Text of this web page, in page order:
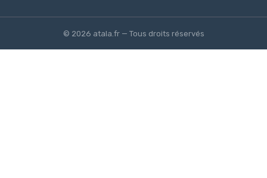
© 2026 atala.fr — Tous droits réservés